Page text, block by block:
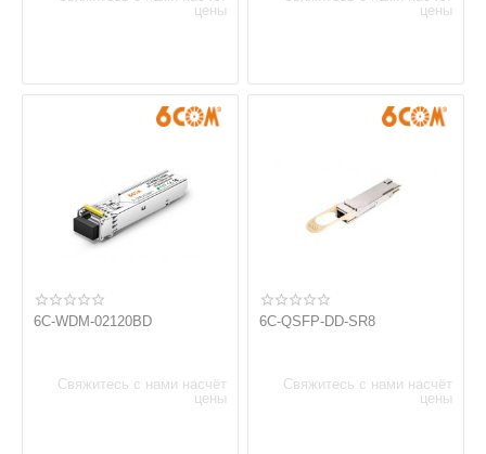
цены
цены
6C-WDM-02120BD
Свяжитесь с нами насчёт
цены
6C-QSFP-DD-SR8
Свяжитесь с нами насчёт
цены